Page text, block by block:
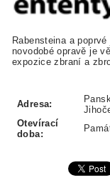
Rabensteina a
novodobé opravě je
expozice zbraní a
Adresa:
Otevírací
doba: